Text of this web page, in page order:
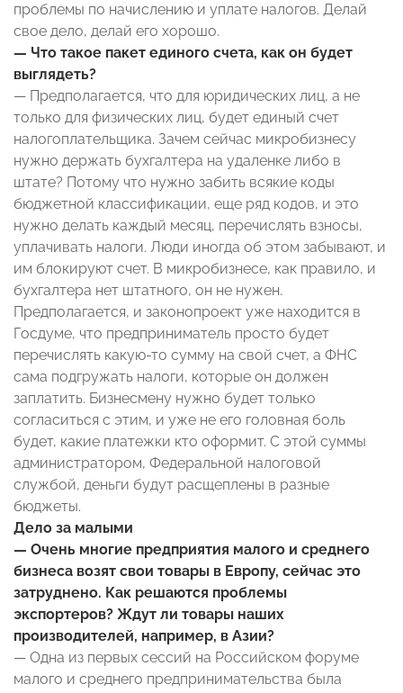
проблемы по начислению и уплате налогов. Делай
свое дело, делай его хорошо.
— Что такое пакет единого счета, как он будет
выглядеть?
— Предполагается, что для юридических лиц, а не
только для физических лиц, будет единый счет
налогоплательщика. Зачем сейчас микробизнесу
нужно держать бухгалтера на удаленке либо в
штате? Потому что нужно забить всякие коды
бюджетной классификации, еще ряд кодов, и это
нужно делать каждый месяц, перечислять взносы,
уплачивать налоги. Люди иногда об этом забывают, и
им блокируют счет. В микробизнесе, как правило, и
бухгалтера нет штатного, он не нужен.
Предполагается, и законопроект уже находится в
Госдуме, что предприниматель просто будет
перечислять какую-то сумму на свой счет, а ФНС
сама подгружать налоги, которые он должен
заплатить. Бизнесмену нужно будет только
согласиться с этим, и уже не его головная боль
будет, какие платежки кто оформит. С этой суммы
администратором, Федеральной налоговой
службой, деньги будут расщеплены в разные
бюджеты.
Дело за малыми
— Очень многие предприятия малого и среднего
бизнеса возят свои товары в Европу, сейчас это
затруднено. Как решаются проблемы
экспортеров? Ждут ли товары наших
производителей, например, в Азии?
— Одна из первых сессий на Российском форуме
малого и среднего предпринимательства была